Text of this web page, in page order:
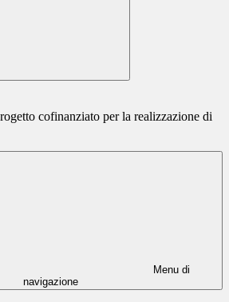
cofinanziato per la realizzazione di
Menu di
navigazione